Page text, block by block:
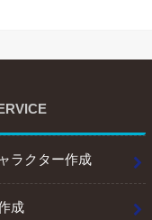
ラクター作成
成